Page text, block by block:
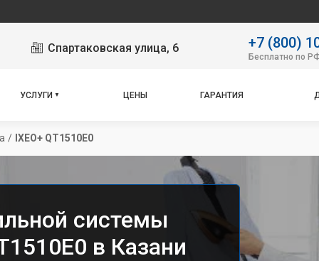
Спартаковская улица, 6 +7 (800)
Бесплатно по
УСЛУГИ ЦЕНЫ ГАРАНТИЯ
/ IXEO+ QT1510E0
системы
в Казани